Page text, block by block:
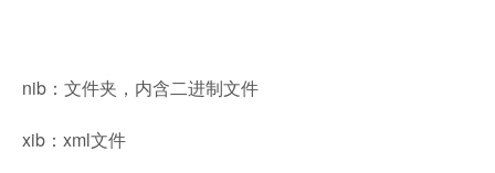
nib：文件夹，内含二进制文件
xib：xml文件